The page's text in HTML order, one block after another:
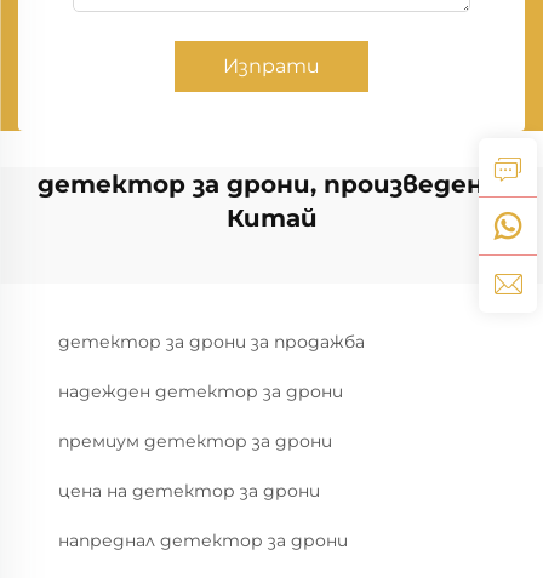
Изпрати
детектор за дрони, произведен в
Китай
детектор за дрони за продажба
надежден детектор за дрони
премиум детектор за дрони
цена на детектор за дрони
напреднал детектор за дрони